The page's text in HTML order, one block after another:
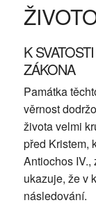
K
ZÁKONA
Památka
věrnost
života velmi
před Kristem,
Antiochos IV.,
ukazuje, že v
následování.